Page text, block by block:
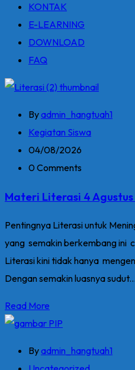
KONTAK
E-LEARNING
DOWNLOAD
FAQ
Byadmin_hangtuah1
Kegiatan Siswa
04/08/2026
0 Comments
Materi Literasi 4
Pentingnya Literasi untuk
yang semakin berkembang ini
Literasi kini tidak hanya
Dengan semakin luasnya sudut...
Read More
Byadmin_hangtuah1